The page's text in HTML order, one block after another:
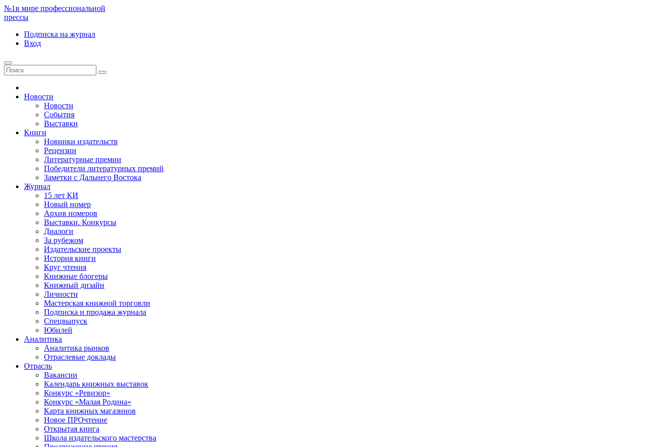
№1в мире профессиональной
прессы
Подписка на журнал
Вход
Новости
Новости
События
Выставки
Книги
Новинки издательств
Рецензии
Литературные премии
Победители литературных премий
Заметки с Дальнего Востока
Журнал
15 лет КИ
Новый номер
Архив номеров
Выставки. Конкурсы
Диалоги
За рубежом
Издательские проекты
История книги
Круг чтения
Книжные блогеры
Книжный дизайн
Личности
Мастерская книжной торговли
Подписка и продажа журнала
Спецвыпуск
Юбилей
Аналитика
Аналитика рынков
Отраслевые доклады
Отрасль
Вакансии
Календарь книжных выставок
Конкурс «Ревизор»
Конкурс «Малая Родина»
Карта книжных магазинов
Новое ПРОчтение
Открытая книга
Школа издательского мастерства